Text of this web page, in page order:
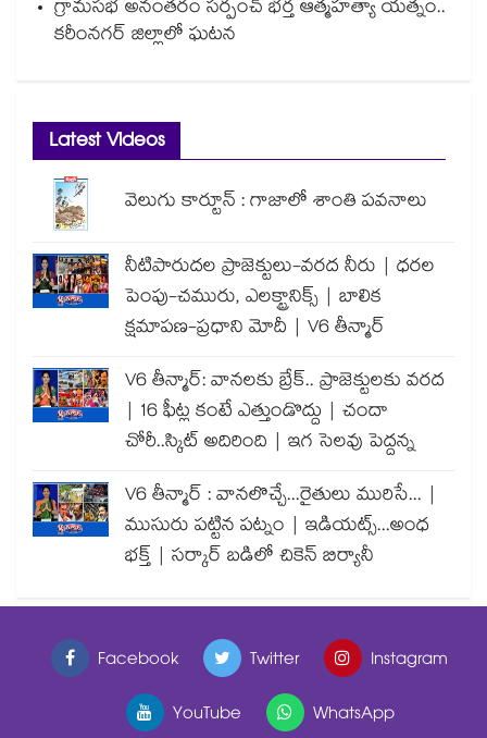
గ్రామసభ అనంతరం సర్పంచ్ భర్త ఆత్మహత్యా యత్నం..
కరీంనగర్ జిల్లాలో ఘటన
Latest Videos
వెలుగు కార్టూన్ : గాజాలో శాంతి పవనాలు
నీటిపారుదల ప్రాజెక్టులు-వరద నీరు | ధరల
పెంపు-చమురు, ఎలక్ట్రానిక్స్ | బాలిక
క్షమాపణ-ప్రధాని మోదీ | V6 తీన్మార్
V6 తీన్మార్: వానలకు బ్రేక్.. ప్రాజెక్టులకు వరద
| 16 ఫీట్ల కంటే ఎత్తుండొద్దు | చందా
చోరీ..స్కిట్ అదిరింది | ఇగ సెలవు పెద్దన్న
V6 తీన్మార్ : వానలొచ్చే...రైతులు మురిసే... |
ముసురు పట్టిన పట్నం | ఇడియట్స్...అంధ
భక్త్ | సర్కార్ బడిలో చికెన్ బిర్యానీ
Facebook Twitter
Instagram
YouTube
WhatsApp